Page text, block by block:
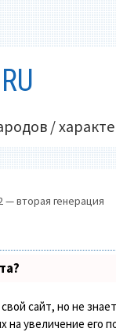
/
— вторая генерация
сайт, но не
увеличение его